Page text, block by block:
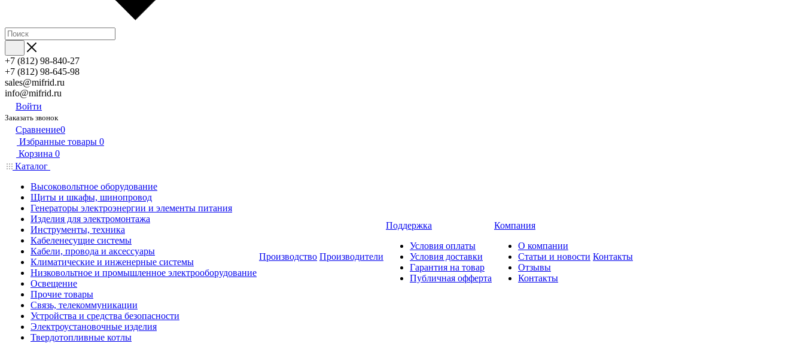
+7 (812) 98-840-27
+7 (812) 98-645-98
sales@mifrid.ru
info@mifrid.ru
Войти
Заказать звонок
Сравнение0
Избранные товары 0
Корзина 0
Каталог
Высоковольтное оборудование
Щиты и шкафы, шинопровод
Генераторы электроэнергии и элементы питания
Изделия для электромонтажа
Инструменты, техника
Кабеленесущие системы
Кабели, провода и аксессуары
Климатические и инженерные системы
Низковольтное и промышленное электрооборудование
Освещение
Прочие товары
Связь, телекоммуникации
Устройства и средства безопасности
Электроустановочные изделия
Твердотопливные котлы
Производство Производители
Поддержка
Условия оплаты
Условия доставки
Гарантия на товар
Публичная офферта
Компания
О компании
Статьи и новости
Отзывы
Контакты
Контакты